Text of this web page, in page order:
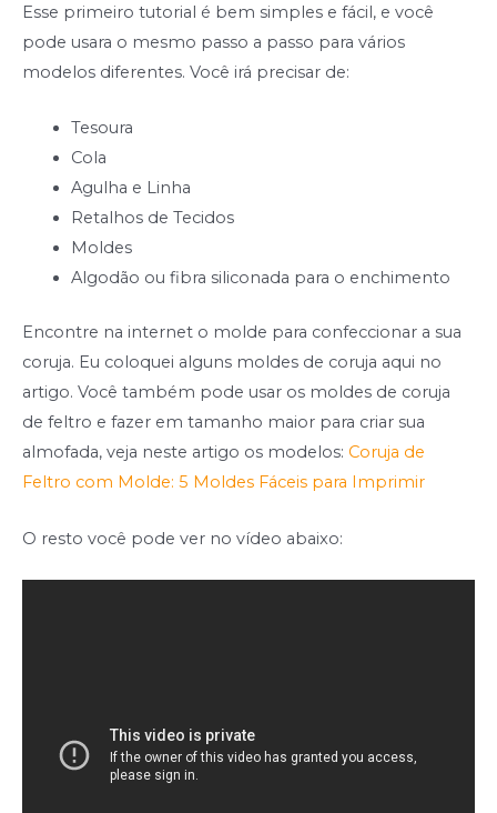
Esse primeiro tutorial é bem simples e fácil, e você
pode usara o mesmo passo a passo para vários
modelos diferentes. Você irá precisar de:
Tesoura
Cola
Agulha e Linha
Retalhos de Tecidos
Moldes
Algodão ou fibra siliconada para o enchimento
Encontre na internet o molde para confeccionar a sua
coruja. Eu coloquei alguns moldes de coruja aqui no
artigo. Você também pode usar os moldes de coruja
de feltro e fazer em tamanho maior para criar sua
almofada, veja neste artigo os modelos: Coruja de
Feltro com Molde: 5 Moldes Fáceis para Imprimir
O resto você pode ver no vídeo abaixo: